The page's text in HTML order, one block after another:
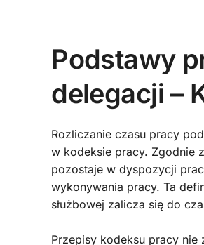
Podstawy
delegacji –
Rozliczanie czasu pracy
w kodeksie pracy. Zgodnie
pozostaje w dyspozycji
wykonywania pracy. Ta
służbowej zalicza się do
Przepisy kodeksu pracy